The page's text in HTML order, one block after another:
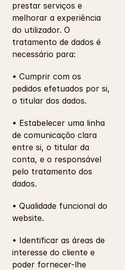
prestar serviços e
melhorar a experiência
do utilizador. O
tratamento de dados é
necessário para:
• Cumprir com os
pedidos efetuados por si,
o titular dos dados.
• Estabelecer uma linha
de comunicação clara
entre si, o titular da
conta, e o responsável
pelo tratamento dos
dados.
• Qualidade funcional do
website.
• Identificar as áreas de
interesse do cliente e
poder fornecer-lhe